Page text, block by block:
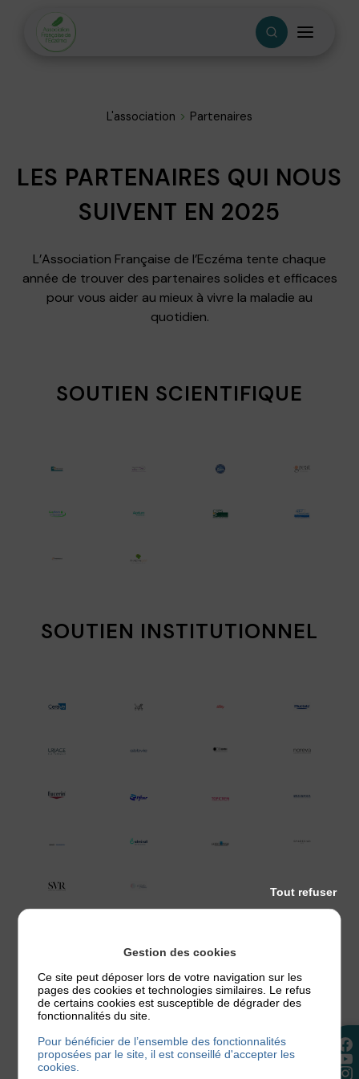
L'association Partenaires
LES PARTENAIRES QUI NOUS
SUIVENT EN 2025
L’Association Française de l’Eczéma tente chaque
année de trouver des partenaires solides et efficaces
pour vous aider au mieux à vivre la maladie au
quotidien.
SOUTIEN SCIENTIFIQUE
SOUTIEN INSTITUTIONNEL
LES STATIONS THERMALES
Gestion des cookies
Ce site peut déposer lors de votre navigation sur les
pages des cookies et technologies similaires. Le refus
de certains cookies est susceptible de dégrader des
fonctionnalités du site.
Pour bénéficier de l’ensemble des fonctionnalités
proposées par le site, il est conseillé d'accepter les
cookies.
Tout refuser